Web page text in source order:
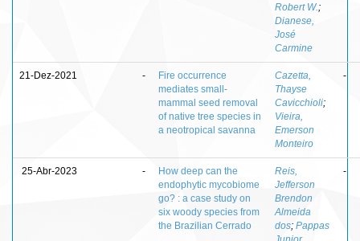
Robert W. ;
Dianese,
José
Carmine
21-Dez-2021 -
Fire occurrence
mediates small-
mammal seed removal
of native tree species in
a neotropical savanna
Cazetta,
Thayse
Cavicchioli;
Vieira,
Emerson
Monteiro
-
25-Abr-2023 -
How deep can the
endophytic mycobiome
go? : a case study on
six woody species from
the Brazilian Cerrado
Reis,
Jefferson
Brendon
Almeida
dos; Pappas
-